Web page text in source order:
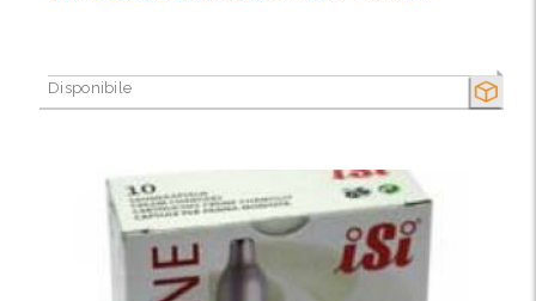
SECCO
Disponibile